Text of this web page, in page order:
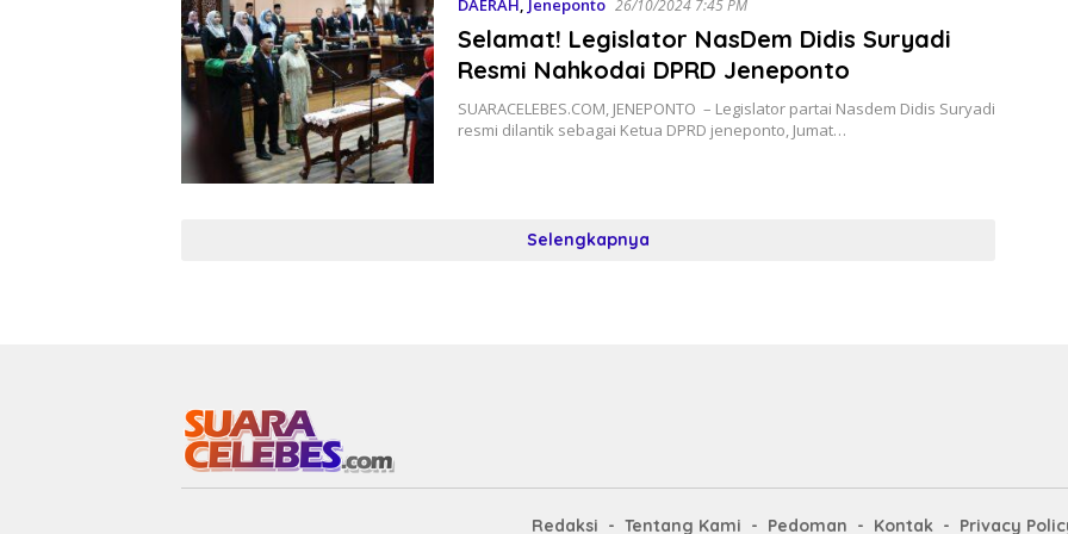
DAERAH , Jeneponto 26/10/2024 7:45 PM
Selamat! Legislator NasDem Didis Suryadi
Resmi Nahkodai DPRD Jeneponto
SUARACELEBES.COM, JENEPONTO – Legislator partai Nasdem Didis Suryadi
resmi dilantik sebagai Ketua DPRD jeneponto, Jumat…
Selengkapnya
Redaksi Tentang Kami Pedoman Kontak Privacy